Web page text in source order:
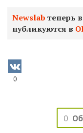
Newslab теперь в
публикуются в
0
0